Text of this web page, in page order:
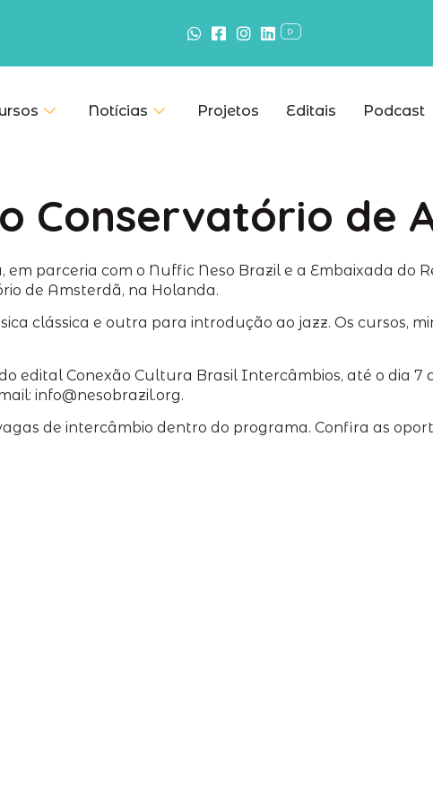
Notícias Projetos Editais Podcast
Conservatório de
parceria com o Nuffic Neso Brazil e a Embaixada do
de Amsterdã, na Holanda.
clássica e outra para introdução ao jazz. Os cursos,
edital Conexão Cultura Brasil Intercâmbios, até o dia 7
info@nesobrazil.org.
de intercâmbio dentro do programa. Confira as